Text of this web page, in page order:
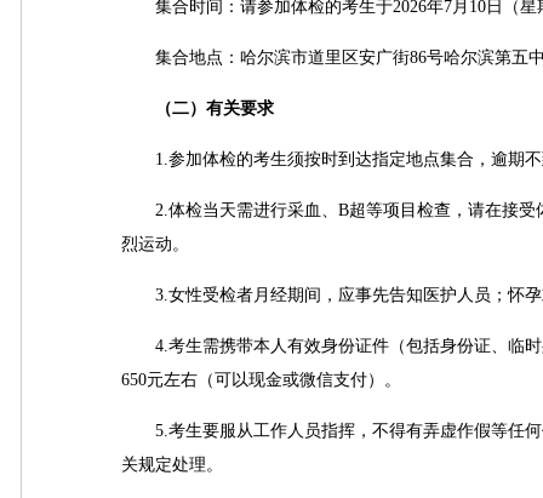
集合时间：请参加体检的考生于2026年7月10日（星
集合地点：哈尔滨市道里区安广街86号哈尔滨第五
（二）有关要求
1.参加体检的考生须按时到达指定地点集合，逾期不
2.体检当天需进行采血、B超等项目检查，请在接受
烈运动。
3.女性受检者月经期间，应事先告知医护人员；怀孕
4.考生需携带本人有效身份证件（包括身份证、临时
650元左右（可以现金或微信支付）。
5.考生要服从工作人员指挥，不得有弄虚作假等任何
关规定处理。